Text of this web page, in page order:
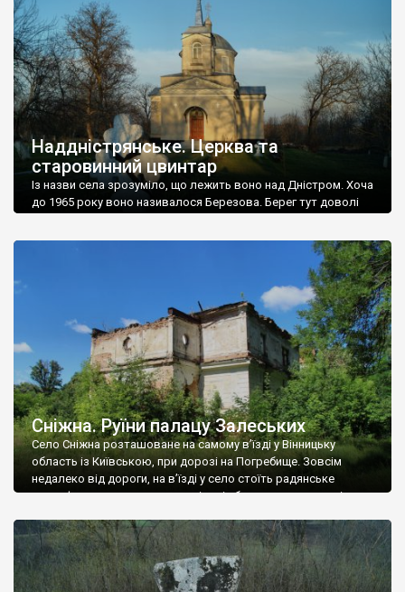
мовою. За всіма традиційними ознаками – цвинтар
український. Хрести датуються 19 століттям. У 1924-1940
роках Болган […]
Наддністрянське. Церква та
старовинний цвинтар
Із назви села зрозуміло, що лежить воно над Дністром. Хоча
до 1965 року воно називалося Березова. Берег тут доволі
Наддністрянське відрізняється від більшості навколишніх
сіл. У селі є мурована Михайлівська церква. Точної дати […]
Сніжна. Руїни палацу Залеських
Село Сніжна розташоване на самому в’їзді у Вінницьку
область із Київською, при дорозі на Погребище. Зовсім
недалеко від дороги, на в’їзді у село стоїть радянське
рельєфне пано, яке показує жінку і яблуню, а трохи далі, десь
не видно, але видно дві стареньких колії у траві – […]